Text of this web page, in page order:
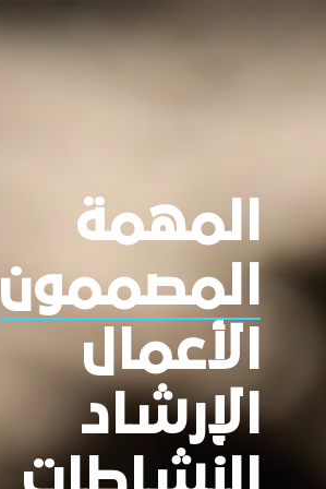
المهمة
المصممون
الأعمال
الإرشاد